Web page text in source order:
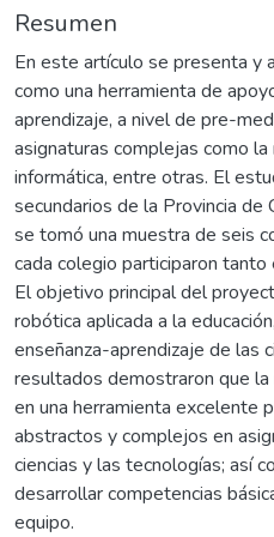
Resumen
En este artículo se presenta y
como una herramienta de
aprendizaje, a nivel de pre-
asignaturas complejas como
informática, entre otras. El
secundarios de la Provincia de
se tomó una muestra de seis
cada colegio participaron
El objetivo principal del
robótica aplicada a la
enseñanza-aprendizaje de las
resultados demostraron que
en una herramienta excelente
abstractos y complejos en
ciencias y las tecnologías; así
desarrollar competencias
equipo.